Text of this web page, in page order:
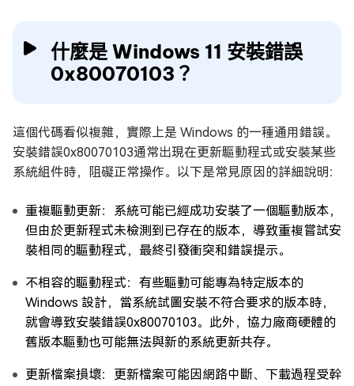
什麼是 Windows 11 安裝錯誤
0x80070103？
這個代碼看似複雜，實際上是 Windows 的一種通用錯誤。
安裝錯誤0x80070103通常出現在更新驅動程式或安裝某些
系統組件時，阻礙正常操作。以下是常見原因的詳細說明：
重複驅動更新：系統可能已經成功安裝了一個驅動版本，
但由於更新程式未檢測到已存在的版本，導致重複嘗試安
裝相同的驅動程式，最終引發衝突和錯誤提示。
不相容的驅動程式：有些驅動可能專為特定版本的
Windows 設計，當系統試圖安裝不符合要求的版本時，
就會導致安裝錯誤0x80070103。此外，協力廠商硬體的
舊版本驅動也可能無法與新的系統更新共存。
更新檔案損壞：更新檔案可能因網路中斷、下載過程受幹